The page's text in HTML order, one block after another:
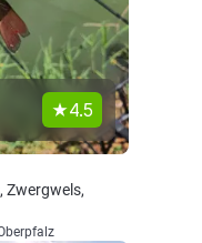
4.5
Zwergwels,